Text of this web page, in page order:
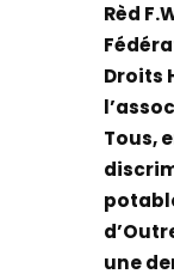
Rèd
Droits
Tous,
une